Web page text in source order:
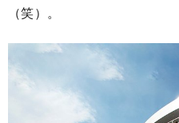
（笑）。